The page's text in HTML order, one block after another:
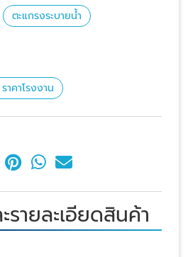
ตะแกรงระบายน้ำ
าคาโรงงาน
ายละเอียดสินค้า